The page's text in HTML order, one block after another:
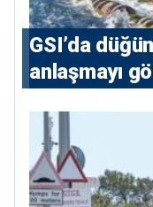
GSI’da
anlaşmayı